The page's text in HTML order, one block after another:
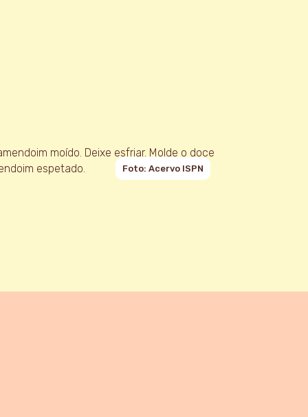
moído. Deixe esfriar. Molde o doce
espetado.
Foto: Acervo ISPN